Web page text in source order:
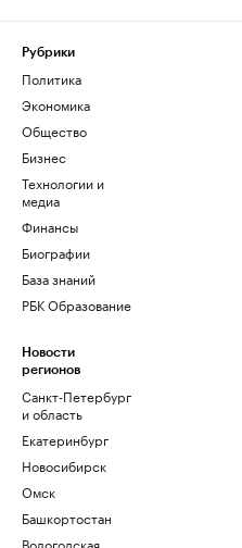
Рубрики
Политика
Экономика
Общество
Бизнес
Технологии и
медиа
Финансы
Биографии
База знаний
РБК Образование
Новости
регионов
Санкт-Петербург
и область
Екатеринбург
Новосибирск
Омск
Башкортостан
Вологодская